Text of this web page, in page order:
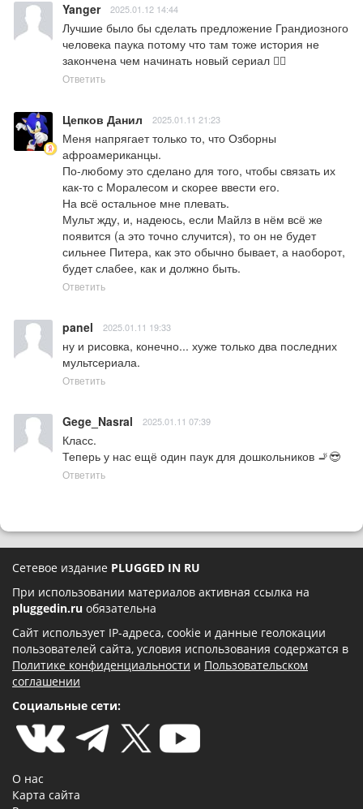
Yanger 2025.01.12 14:44
Лучшие было бы сделать предложение Грандиозного
человека паука потому что там тоже история не
закончена чем начинать новый сериал 🤦‍♂️
Ответить
Цепков Данил 2025.01.11 21:23
Меня напрягает только то, что Озборны
афроамериканцы.
По-любому это сделано для того, чтобы связать их
как-то с Моралесом и скорее ввести его.
На всё остальное мне плевать.
Мульт жду, и, надеюсь, если Майлз в нём всё же
появится (а это точно случится), то он не будет
сильнее Питера, как это обычно бывает, а наоборот,
будет слабее, как и должно быть.
Ответить
panel 2025.01.11 19:33
ну и рисовка, конечно... хуже только два последних
мультсериала.
Ответить
Gege_Nasral 2025.01.11 07:39
Класс.
Теперь у нас ещё один паук для дошкольников 🚬😎
Ответить
Сетевое издание PLUGGED IN RU
При использовании материалов активная ссылка на
pluggedin.ru обязательна
Сайт использует IP-адреса, cookie и данные геолокации
пользователей сайта, условия использования содержатся в
Политике конфиденциальности и Пользовательском
соглашении
Социальные сети:
О нас
Карта сайта